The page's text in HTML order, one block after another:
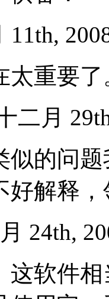
11th,
太重要了
二月
似的问
好解释
24th,
这软件